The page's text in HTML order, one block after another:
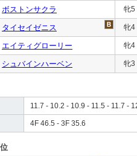
ボストンサクラ 牝5
タイセイゼニス 牝4
エイティグローリー 牝4
シュバインハーベン 牝3
11.7 - 10.2 - 10.9 - 11.5 - 11.7 -
4F 46.5 - 3F 35.6